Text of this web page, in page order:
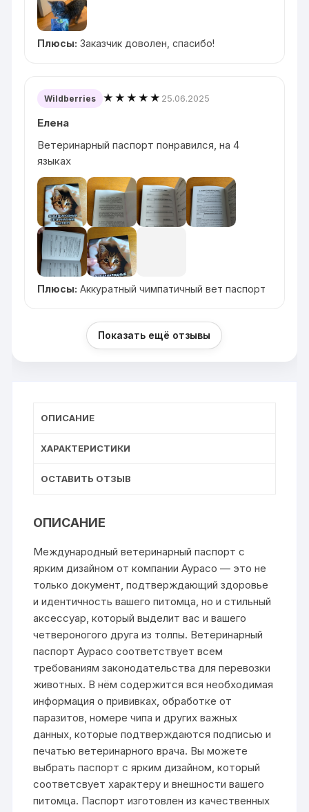
Плюсы: Заказчик доволен, спасибо!
Wildberries ★★★★★ 25.06.2025
Елена
Ветеринарный паспорт понравился, на 4
языках
Плюсы: Аккуратный чимпатичный вет паспорт
Показать ещё отзывы
ОПИСАНИЕ
ХАРАКТЕРИСТИКИ
ОСТАВИТЬ ОТЗЫВ
ОПИСАНИЕ
Международный ветеринарный паспорт с
ярким дизайном от компании Аурасо — это не
только документ, подтверждающий здоровье
и идентичность вашего питомца, но и стильный
аксессуар, который выделит вас и вашего
четвероногого друга из толпы. Ветеринарный
паспорт Аурасо соответствует всем
требованиям законодательства для перевозки
животных. В нём содержится вся необходимая
информация о прививках, обработке от
паразитов, номере чипа и других важных
данных, которые подтверждаются подписью и
печатью ветеринарного врача. Вы можете
выбрать паспорт с ярким дизайном, который
соответсвует характеру и внешности вашего
питомца. Паспорт изготовлен из качественных